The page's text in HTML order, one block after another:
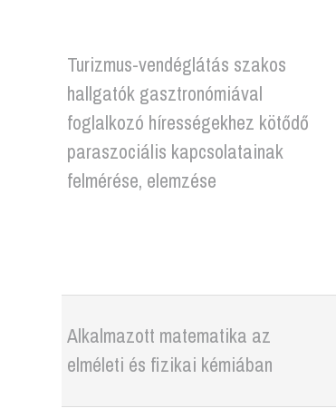
Turizmus-vendéglátás szakos
hallgatók gasztronómiával
foglalkozó hírességekhez kötődő
paraszociális kapcsolatainak
felmérése, elemzése
Alkalmazott matematika az
elméleti és fizikai kémiában